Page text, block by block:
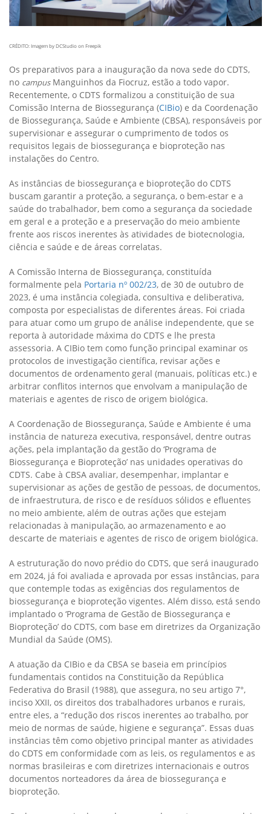
CRÉDITO: Imagem by DCStudio on Freepik
Os preparativos para a inauguração da nova sede do CDTS,
no campusManguinhos da Fiocruz, estão a todo vapor.
Recentemente, o CDTS formalizou a constituição de sua
Comissão Interna de Biossegurança (CIBio) e da Coordenação
de Biossegurança, Saúde e Ambiente (CBSA), responsáveis por
supervisionar e assegurar o cumprimento de todos os
requisitos legais de biossegurança e bioproteção nas
instalações do Centro.
As instâncias de biossegurança e bioproteção do CDTS
buscam garantir a proteção, a segurança, o bem-estar e a
saúde do trabalhador, bem como a segurança da sociedade
em geral e a proteção e a preservação do meio ambiente
frente aos riscos inerentes às atividades de biotecnologia,
ciência e saúde e de áreas correlatas.
A Comissão Interna de Biossegurança, constituída
formalmente pela Portaria nº 002/23, de 30 de outubro de
2023, é uma instância colegiada, consultiva e deliberativa,
composta por especialistas de diferentes áreas. Foi criada
para atuar como um grupo de análise independente, que se
reporta à autoridade máxima do CDTS e lhe presta
assessoria. A CIBio tem como função principal examinar os
protocolos de investigação científica, revisar ações e
documentos de ordenamento geral (manuais, políticas etc.) e
arbitrar conflitos internos que envolvam a manipulação de
materiais e agentes de risco de origem biológica.
A Coordenação de Biossegurança, Saúde e Ambiente é uma
instância de natureza executiva, responsável, dentre outras
ações, pela implantação da gestão do ‘Programa de
Biossegurança e Bioproteção’ nas unidades operativas do
CDTS. Cabe à CBSA avaliar, desempenhar, implantar e
supervisionar as ações de gestão de pessoas, de documentos,
de infraestrutura, de risco e de resíduos sólidos e efluentes
no meio ambiente, além de outras ações que estejam
relacionadas à manipulação, ao armazenamento e ao
descarte de materiais e agentes de risco de origem biológica.
A estruturação do novo prédio do CDTS, que será inaugurado
em 2024, já foi avaliada e aprovada por essas instâncias, para
que contemple todas as exigências dos regulamentos de
biossegurança e bioproteção vigentes. Além disso, está sendo
implantado o ‘Programa de Gestão de Biossegurança e
Bioproteção’ do CDTS, com base em diretrizes da Organização
Mundial da Saúde (OMS).
A atuação da CIBio e da CBSA se baseia em princípios
fundamentais contidos na Constituição da República
Federativa do Brasil (1988), que assegura, no seu artigo 7°,
inciso XXII, os direitos dos trabalhadores urbanos e rurais,
entre eles, a “redução dos riscos inerentes ao trabalho, por
meio de normas de saúde, higiene e segurança”. Essas duas
instâncias têm como objetivo principal manter as atividades
do CDTS em conformidade com as leis, os regulamentos e as
normas brasileiras e com diretrizes internacionais e outros
documentos norteadores da área de biossegurança e
bioproteção.